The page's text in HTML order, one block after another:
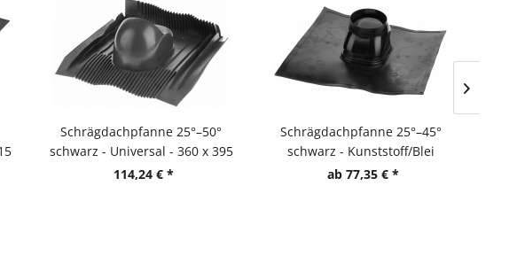
Schrägdachpfanne 25°–50°
schwarz - Universal - 360 x 395
mm
114,24 € *
Schrägdachpfanne 25°–45°
schwarz - Kunststoff/Blei
ab 77,35 € *